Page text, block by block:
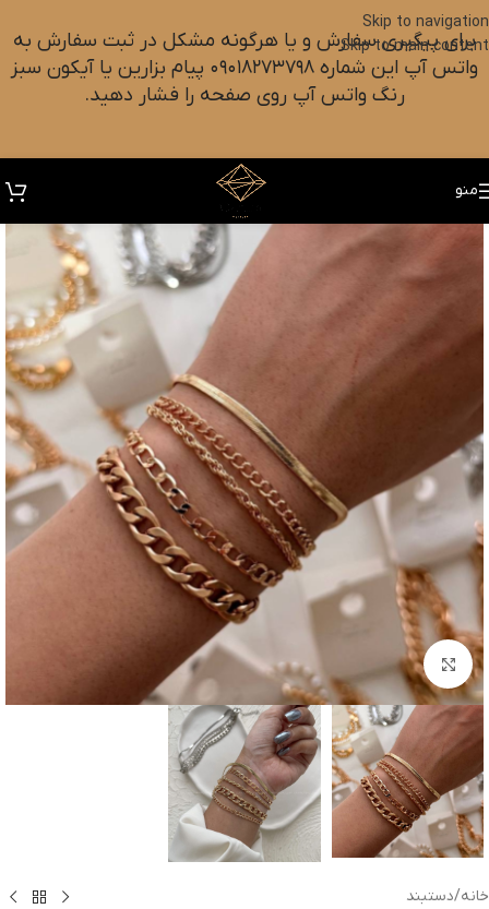
Skip to navigation
Skip to main content
برای پیگیری سفارش و یا هرگونه مشکل در ثبت سفارش به
واتس آپ این شماره ۰۹۰۱۸۲۷۳۷۹۸ پیام بزارین یا آیکون سبز
رنگ واتس آپ روی صفحه را فشار دهید.
منو
بزرگنمایی تصویر
خانه/دستبند